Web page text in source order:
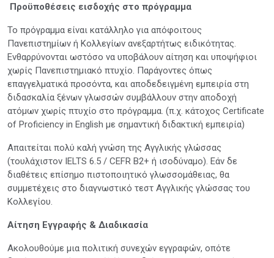
Προϋποθέσεις εισδοχής στο πρόγραμμα
Το πρόγραμμα είναι κατάλληλο για απόφοιτους
Πανεπιστημίων ή Κολλεγίων ανεξαρτήτως ειδικότητας.
Ενθαρρύνονται ωστόσο να υποβάλουν αίτηση και υποψήφιοι
χωρίς Πανεπιστημιακό πτυχίο. Παράγοντες όπως
επαγγελματικά προσόντα, και αποδεδειγμένη εμπειρία στη
διδασκαλία ξένων γλωσσών συμβάλλουν στην αποδοχή
ατόμων χωρίς πτυχίο στο πρόγραμμα. (π.χ. κάτοχος Certificate
of Proficiency in English με σημαντική διδακτική εμπειρία)
Απαιτείται πολύ καλή γνώση της Αγγλικής γλώσσας
(τουλάχιστον IELTS 6.5 / CEFR B2+ ή ισοδύναμο). Εάν δε
διαθέτεις επίσημο πιστοποιητικό γλωσσομάθειας, θα
συμμετέχεις στο διαγνωστικό τεστ Αγγλικής γλώσσας του
Κολλεγίου.
Αίτηση Εγγραφής & Διαδικασία
Ακολουθούμε μια πολιτική συνεχών εγγραφών, οπότε